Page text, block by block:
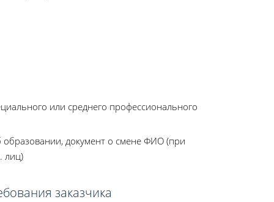
или среднего профессионального
документ о смене ФИО (при
лиц)
заказчика